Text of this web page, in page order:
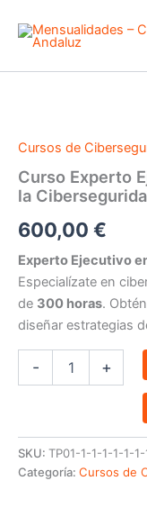
contenido
Cursos de
Curso Experto
la
600,00 €
Experto Ejecutivo
Especialízate en
de 300 horas.
diseñar estrategias
-
Estrategias
para
la
Ciberseguridad
cantidad
+
SKU: TP01-1-1-1-1-1-
Categoría: Cursos de